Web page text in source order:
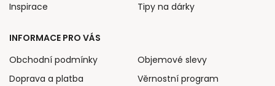
Inspirace
Tipy na dárky
INFORMACE PRO VÁS
Obchodní podmínky
Doprava a platba
Objemové slevy
Věrnostní program